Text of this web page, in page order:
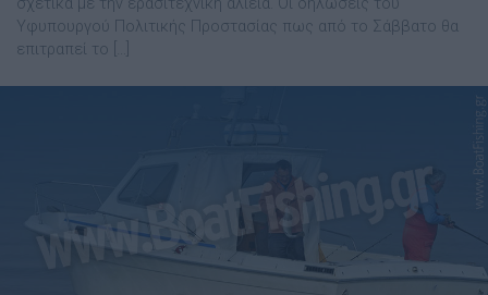
σχετικά με την ερασιτεχνική αλιεία. Οι δηλώσεις του
Υφυπουργού Πολιτικής Προστασίας πως από το Σάββατο θα
επιτραπεί το […]